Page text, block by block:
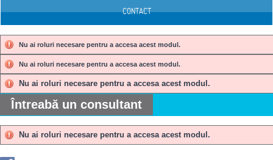
CONTACT
Nu ai roluri necesare pentru a accesa acest modul.
Nu ai roluri necesare pentru a accesa acest modul.
Nu ai roluri necesare pentru a accesa acest modul.
Întreabă un consultant
Nu ai roluri necesare pentru a accesa acest modul.